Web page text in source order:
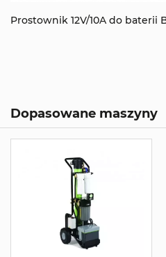
Prostownik 12V/10A do baterii
Dopasowane maszyny